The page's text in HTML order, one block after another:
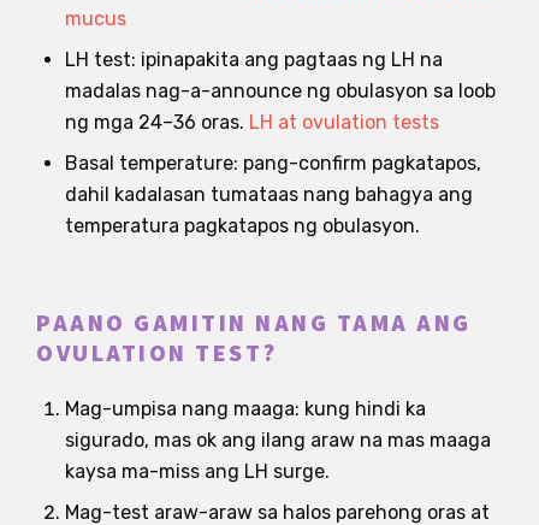
mucus
LH test: ipinapakita ang pagtaas ng LH na
madalas nag-a-announce ng obulasyon sa loob
ng mga 24–36 oras. LH at ovulation tests
Basal temperature: pang-confirm pagkatapos,
dahil kadalasan tumataas nang bahagya ang
temperatura pagkatapos ng obulasyon.
PAANO GAMITIN NANG TAMA ANG
OVULATION TEST?
Mag-umpisa nang maaga: kung hindi ka
sigurado, mas ok ang ilang araw na mas maaga
kaysa ma-miss ang LH surge.
Mag-test araw-araw sa halos parehong oras at